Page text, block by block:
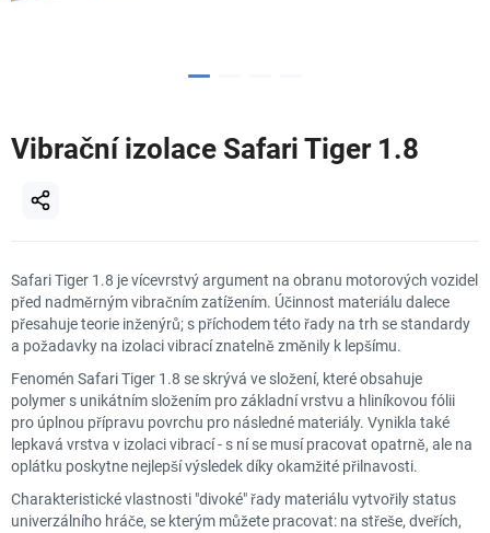
Vibrační izolace Safari Tiger 1.8
Safari Tiger 1.8 je vícevrstvý argument na obranu motorových vozidel
před nadměrným vibračním zatížením. Účinnost materiálu dalece
přesahuje teorie inženýrů; s příchodem této řady na trh se standardy
a požadavky na izolaci vibrací znatelně změnily k lepšímu.
Fenomén Safari Tiger 1.8 se skrývá ve složení, které obsahuje
polymer s unikátním složením pro základní vrstvu a hliníkovou fólii
pro úplnou přípravu povrchu pro následné materiály. Vynikla také
lepkavá vrstva v izolaci vibrací - s ní se musí pracovat opatrně, ale na
oplátku poskytne nejlepší výsledek díky okamžité přilnavosti.
Charakteristické vlastnosti "divoké" řady materiálu vytvořily status
univerzálního hráče, se kterým můžete pracovat: na střeše, dveřích,